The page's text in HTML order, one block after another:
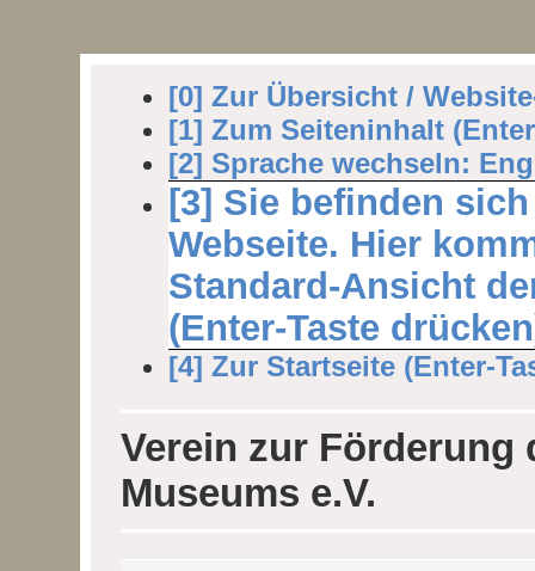
[0] Zur Übersicht /
[1] Zum Seiteninhalt
[2] Sprache wechseln:
[3] Sie befinden
Webseite. Hier
Standard-Ansicht
(Enter-Taste
[4] Zur Startseite (Enter-
Verein zur Förderung
Museums e.V.